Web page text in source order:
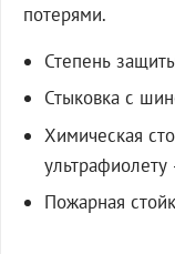
потерями.
Степень
Стыковка с
Химическая
ультрафиолету
Пожарная